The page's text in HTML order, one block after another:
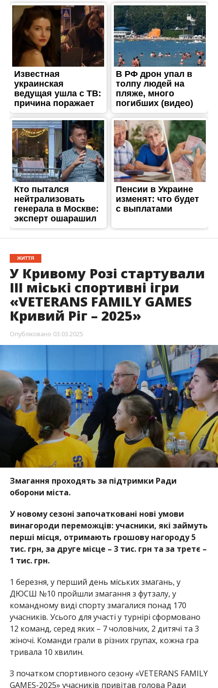
ЖИТТЯ
У Кривому Розі стартували
ІІІ міські спортивні ігри
«VETERANS FAMILY GAMES
Кривий Ріг – 2025»
Опубліковано 03.03.2025
Змагання проходять за підтримки Ради
оборони міста.
У новому сезоні започатковані нові умови
винагороди переможців: учасники, які займуть
перші місця, отримають грошову нагороду 5
тис. грн, за друге місце – 3 тис. грн та за третє –
1 тис. грн.
1 березня, у перший день міських змагань, у
ДЮСШ №10 пройшли змагання з футзалу, у
командному виді спорту змагалися понад 170
учасників. Усього для участі у турнірі сформовано
12 команд, серед яких – 7 чоловічих, 2 дитячі та 3
жіночі. Команди грали в різних групах, кожна гра
тривала 10 хвилин.
З початком спортивного сезону «VETERANS FAMILY
GAMES-2025» учасників привітав голова Ради